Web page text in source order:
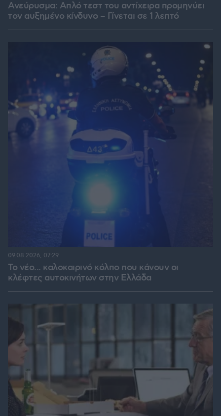
Ανεύρυσμα: Απλό τεστ του αντίχειρα προμηνύει
τον αυξημένο κίνδυνο – Γίνεται σε 1 λεπτό
Το νέο... καλοκαιρινό κόλπο που κάνουν οι
κλέφτες αυτοκινήτων στην Ελλάδα
09.08.2026, 07:29